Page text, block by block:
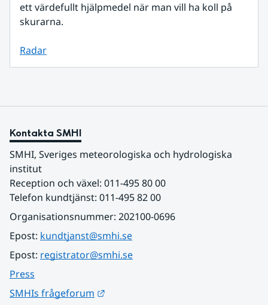
ett värdefullt hjälpmedel när man vill ha koll på
skurarna.
Radar
Kontakta SMHI
SMHI, Sveriges meteorologiska och hydrologiska
institut
Reception och växel: 011-495 80 00
Telefon kundtjänst: 011-495 82 00
Organisationsnummer: 202100-0696
Epost: kundtjanst@smhi.se
Epost: registrator@smhi.se
Press
SMHIs frågeforum